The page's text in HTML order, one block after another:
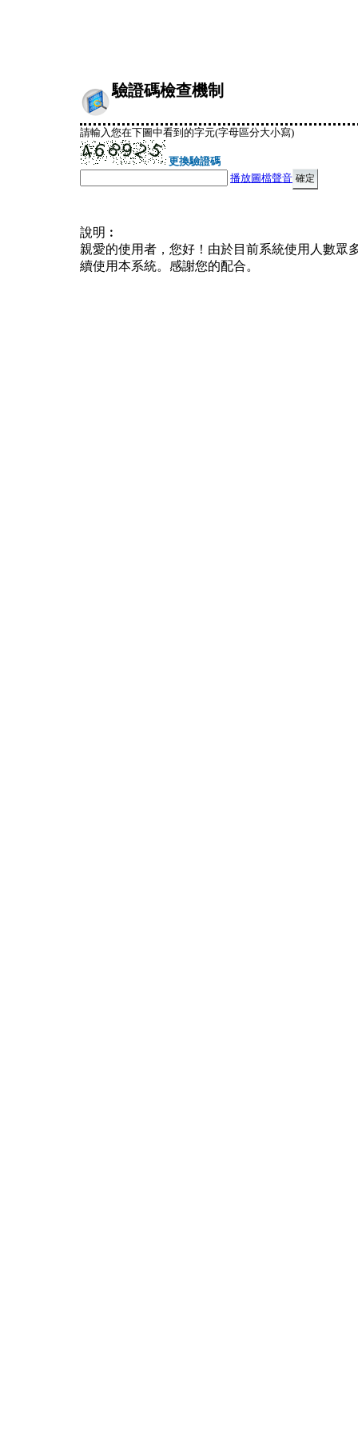
驗證碼檢查機制
請輸入您在下圖中看到的字元(字母區分大小寫)
更換驗證碼
播放圖檔聲音
說明︰
親愛的使用者，您好！由於目前系統使用人數眾
續使用本系統。感謝您的配合。